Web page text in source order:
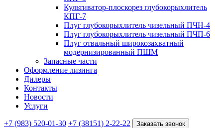
Культиватор-плоскорез глубокорыхлитель
КПГ-7
Плуг глубокорыхлитель чизельный ПЧН-4
Плуг глубокорыхлитель чизельный ПЧП-6
Плуг отвальный широкозахватный
модернизированный ПШМ
Запасные части
Оформление лизинга
Дилеры
Контакты
Новости
Услуги
+7 (983) 520-01-30 +7 (38151) 2-22-22 Заказать звонок